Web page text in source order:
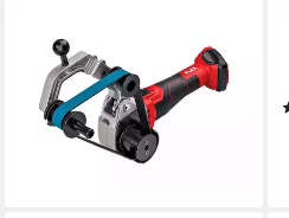
Bandschleifer BRE 50-F 18-
EC C
699,00 € UVP712,81 €
in 2-3 Werktagen bei dir